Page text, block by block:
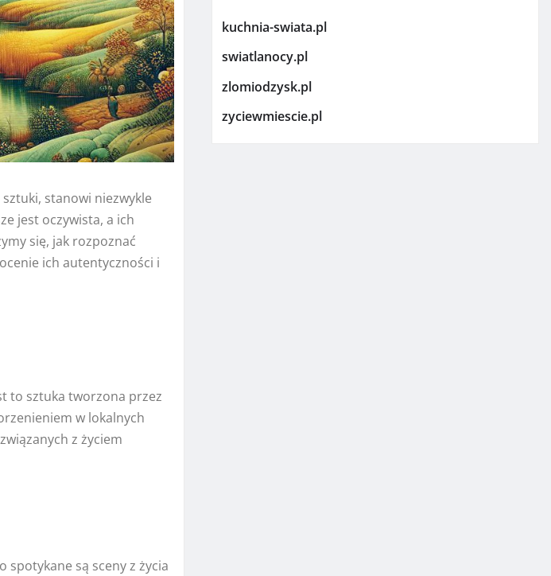
stanowi niezwykle
jest oczywista, a ich
się, jak rozpoznać
ich autentyczności i
to sztuka tworzona przez
w lokalnych
z życiem
spotykane są sceny z życia
kuchnia-swiata.pl
swiatlanocy.pl
zlomiodzysk.pl
zyciewmiescie.pl